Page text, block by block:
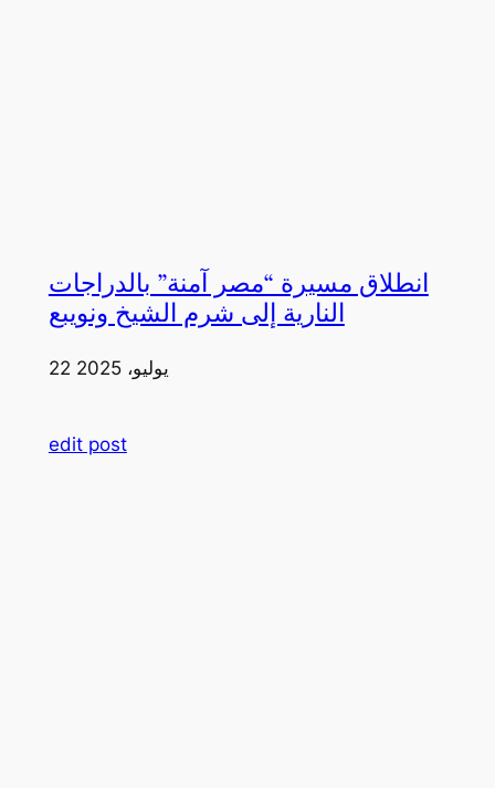
انطلاق مسيرة “مصر آمنة” بالدراجات
النارية إلى شرم الشيخ ونويبع
22 يوليو، 2025
edit post